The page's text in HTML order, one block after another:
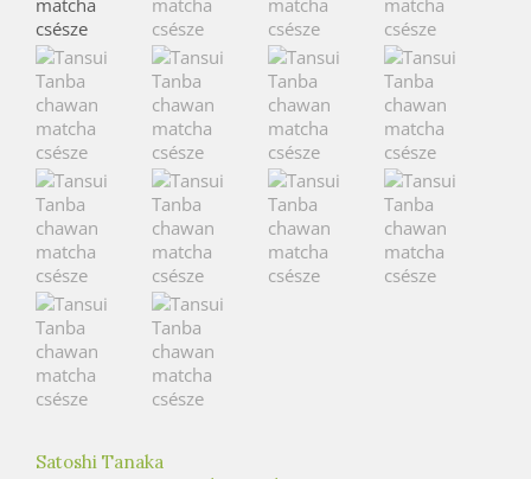
t
e
a
h
á
z
Satoshi Tanaka